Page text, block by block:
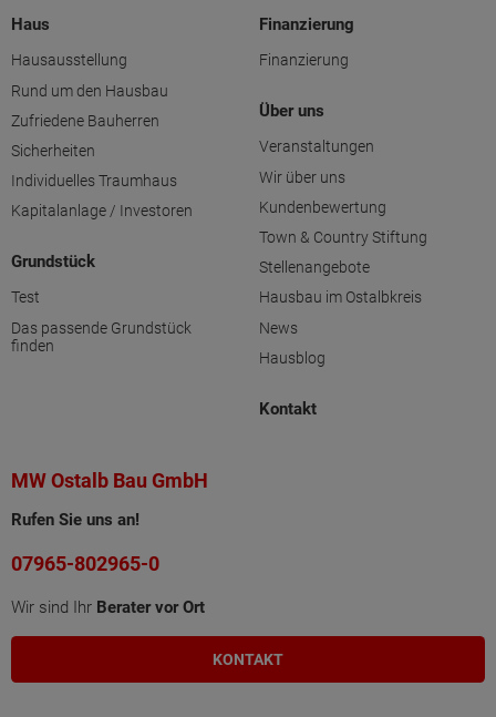
Haus
Hausausstellung
Rund um den Hausbau
Zufriedene Bauherren
Sicherheiten
Individuelles Traumhaus
Kapitalanlage / Investoren
Grundstück
Test
Das passende Grundstück
finden
Finanzierung
Finanzierung
Über uns
Veranstaltungen
Wir über uns
Kundenbewertung
Town & Country Stiftung
Stellenangebote
Hausbau im Ostalbkreis
News
Hausblog
Kontakt
MW Ostalb Bau GmbH
Rufen Sie uns an!
07965-802965-0
Wir sind Ihr Berater vor Ort
KONTAKT